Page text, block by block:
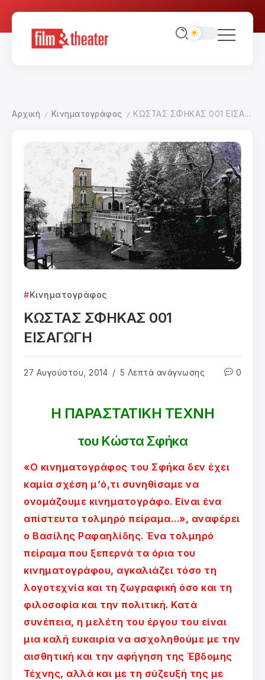
Αρχική / Κινηματογράφος / ΚΩΣΤΑΣ ΣΦΗΚΑΣ 001 ΕΙΣΑΓΩΓΗ
Κινηματογράφος
ΚΩΣΤΑΣ ΣΦΗΚΑΣ 001
ΕΙΣΑΓΩΓΗ
27 Αυγούστου, 2014 5 Λεπτά ανάγνωσης 0
Η ΠΑΡΑΣΤΑΤΙΚΗ ΤΕΧΝΗ
του Κώστα Σφήκα
«Ο κινηματογράφος του Σφήκα δεν έχει
καμία σχέση μ’ό,τι συνηθίσαμε να
ονομάζουμε κινηματογράφο. Είναι ένα
απίστευτα τολμηρό πείραμα…», αναφέρει
ο Βασίλης Ραφαηλίδης. Ένα τολμηρό
πείραμα που ξεπερνά τα όρια του
κινηματογράφου, αγκαλιάζει τόσο τη
λογοτεχνία και τη ζωγραφική όσο και τη
φιλοσοφία και την πολιτική. Κατά
συνέπεια, η μελέτη του έργου του είναι
μια καλή ευκαιρία να ασχοληθούμε με την
αισθητική και την αφήγηση της Έβδομης
Τέχνης, αλλά και με τη σύζευξή της με